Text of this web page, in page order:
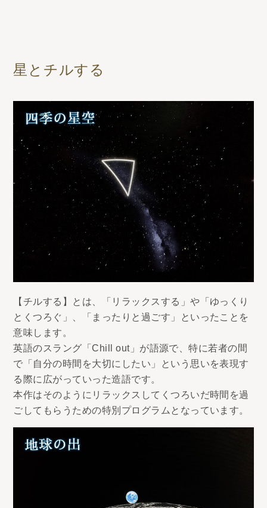
星とチルする
【チルする】とは、「リラックスする」や「ゆっくり
とくつろぐ」、「まったりと過ごす」といったことを
意味します。
英語のスラング「Chill out」が語源で、特に若者の間
で「自分の時間を大切にしたい」という思いを表現す
る際に広がっていった造語です。
本作はそのようにリラックスしてくつろいだ時間を過
ごしてもらうための特別プログラムとなっています。